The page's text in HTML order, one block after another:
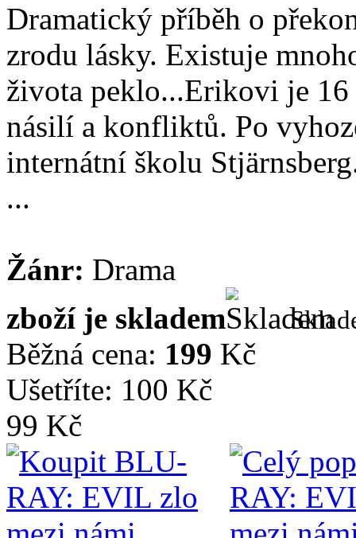
Dramatický příběh o
zrodu lásky. Existuje
života peklo...Erikovi je 16
násilí a konfliktů. Po
internátní školu
...
Žánr: Drama
zboží je skladem
Běžná cena: 199 Kč
Ušetříte: 100 Kč
99 Kč